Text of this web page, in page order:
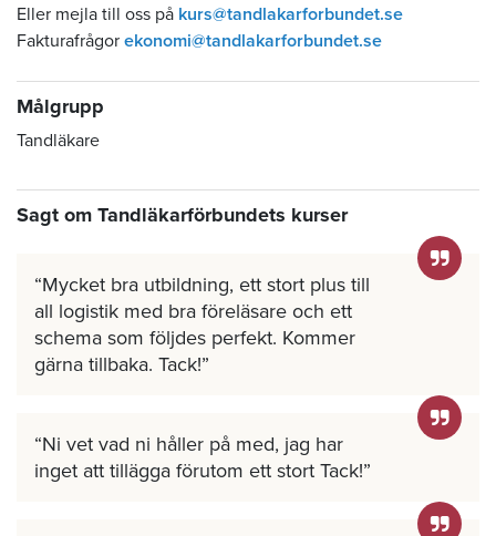
Eller mejla till oss på kurs@tandlakarforbundet.se
Fakturafrågor ekonomi@tandlakarforbundet.se
Målgrupp
Tandläkare
Sagt om Tandläkarförbundets kurser
Mycket bra utbildning, ett stort plus till
all logistik med bra föreläsare och ett
schema som följdes perfekt. Kommer
gärna tillbaka. Tack!
Ni vet vad ni håller på med, jag har
inget att tillägga förutom ett stort Tack!